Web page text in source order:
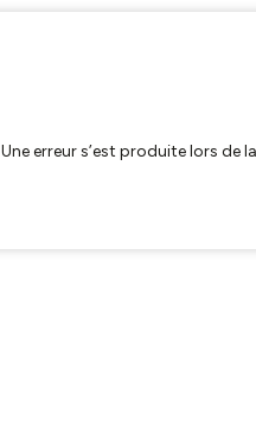
Une erreur s’est produite lors de